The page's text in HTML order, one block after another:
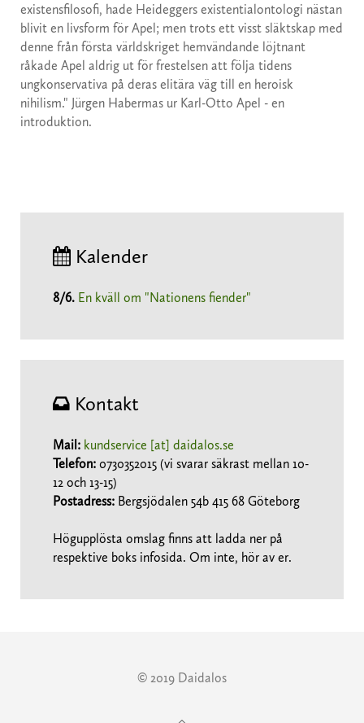
existensfilosofi, hade Heideggers existentialontologi nästan
blivit en livsform för Apel; men trots ett visst släktskap med
denne från första världskriget hemvändande löjtnant
råkade Apel aldrig ut för frestelsen att följa tidens
ungkonservativa på deras elitära väg till en heroisk
nihilism." Jürgen Habermas ur Karl-Otto Apel - en
introduktion.
Kalender
8/6. En kväll om "Nationens fiender"
Kontakt
Mail: kundservice [at] daidalos.se
Telefon: 0730352015 (vi svarar säkrast mellan 10-
12 och 13-15)
Postadress: Bergsjödalen 54b 415 68 Göteborg
Högupplösta omslag finns att ladda ner på
respektive boks infosida. Om inte, hör av er.
© 2019 Daidalos